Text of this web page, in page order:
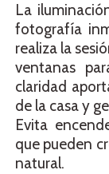
La
fotografía
realiza la
ventanas
claridad
de la casa y
Evita
que pueden
natural.